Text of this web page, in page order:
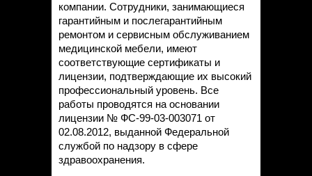
компании. Сотрудники, занимающиеся
гарантийным и послегарантийным
ремонтом и сервисным обслуживанием
медицинской мебели, имеют
соответствующие сертификаты и
лицензии, подтверждающие их высокий
профессиональный уровень. Все
работы проводятся на основании
лицензии № ФС-99-03-003071 от
02.08.2012, выданной Федеральной
службой по надзору в сфере
здравоохранения.